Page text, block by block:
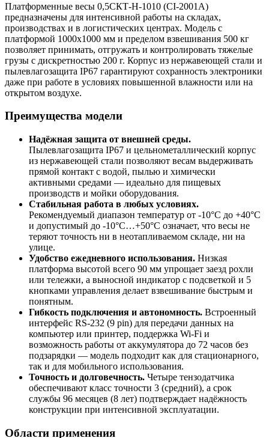
Платформенные весы 0,5СКТ-Н-1010 (CI-2001A)
предназначены для интенсивной работы на складах,
производствах и в логистических центрах. Модель с
платформой 1000х1000 мм и пределом взвешивания 500 кг
позволяет принимать, отгружать и контролировать тяжелые
грузы с дискретностью 200 г. Корпус из нержавеющей стали и
пылевлагозащита IP67 гарантируют сохранность электроники
даже при работе в условиях повышенной влажности или на
открытом воздухе.
Преимущества модели
Надёжная защита от внешней среды.
Пылевлагозащита IP67 и цельнометаллический корпус
из нержавеющей стали позволяют весам выдерживать
прямой контакт с водой, пылью и химически
активными средами — идеально для пищевых
производств и мойки оборудования.
Стабильная работа в любых условиях.
Рекомендуемый диапазон температур от -10°C до +40°C
и допустимый до -10°C…+50°C означает, что весы не
теряют точность ни в неотапливаемом складе, ни на
улице.
Удобство ежедневного использования. Низкая
платформа высотой всего 90 мм упрощает заезд рохли
или тележки, а выносной индикатор с подсветкой и 5
кнопками управления делает взвешивание быстрым и
понятным.
Гибкость подключения и автономность. Встроенный
интерфейс RS-232 (9 pin) для передачи данных на
компьютер или принтер, поддержка Wi-Fi и
возможность работы от аккумулятора до 72 часов без
подзарядки — модель подходит как для стационарного,
так и для мобильного использования.
Точность и долговечность. Четыре тензодатчика
обеспечивают класс точности 3 (средний), а срок
службы 96 месяцев (8 лет) подтверждает надёжность
конструкции при интенсивной эксплуатации.
Области применения